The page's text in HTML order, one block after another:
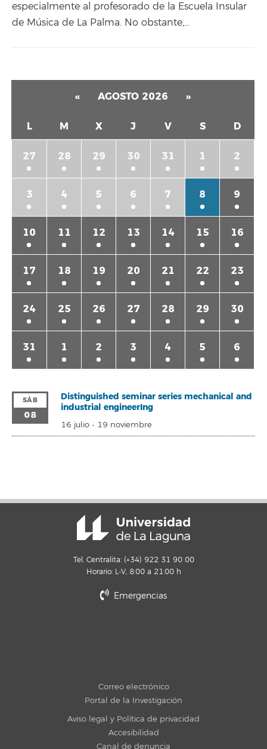
especialmente al profesorado de la Escuela Insular
de Música de La Palma. No obstante,…
« AGOSTO 2026 »
L M X J V S D
27 28 29 30 31 1 2
3 4 5 6 7 8 9
10 11 12 13 14 15 16
17 18 19 20 21 22 23
24 25 26 27 28 29 30
31 1 2 3 4 5 6
SÁB
08
Distinguished seminar series mechanical and
industrial engineerIng
16 julio- 19 noviembre
Tel. Centralita: (+34) 922 31 90 00
Horario: L-V, 8:00 a 21:00 h
Emergencias
Correo electrónico
Portal de la Investigación
Aviso legal y Política de privacidad
Accesibilidad
Canal de denuncia